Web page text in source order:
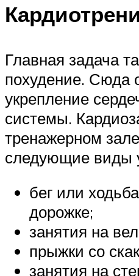
Главная задача
похудение. Сюда
укрепление
системы.
тренажерном
следующие виды
бег или
дорожке;
занятия на
прыжки со
занятия на